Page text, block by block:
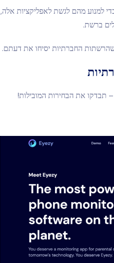
למנוע מהם לגשת לאפליקציות אלה,
ברשת.
שהרשתות החברתיות יסיחו את דעתם.
תבדקו את הבחירות המובילות!